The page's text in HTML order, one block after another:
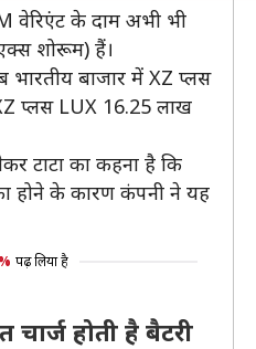
वेरिएंट के दाम अभी भी
शोरूम) हैं।
बाजार में XZ प्लस
प्लस LUX 16.25 लाख
टाटा का कहना है कि
होने के कारण कंपनी ने यह
पढ़ लिया है
होती है बैटरी